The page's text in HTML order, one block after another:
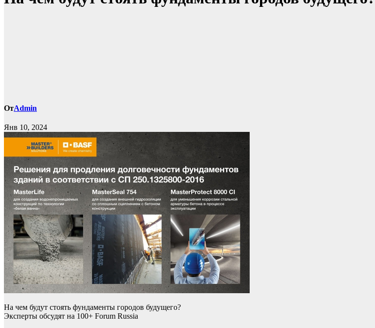
ОтAdmin
Янв 10, 2024
На чем будут стоять фундаменты городов будущего?
Эксперты обсудят на 100+ Forum Russia